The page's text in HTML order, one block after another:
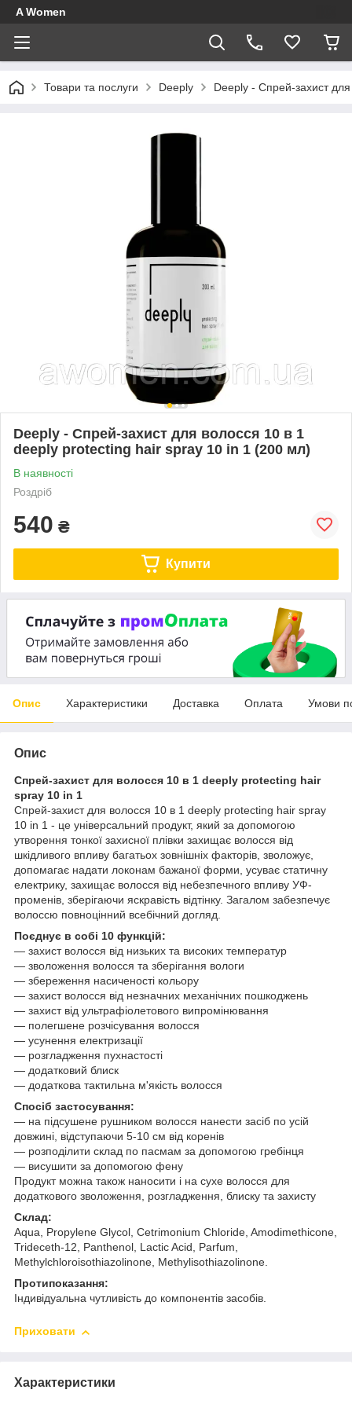
A Women
Товари та послуги Deeply Deeply - Спрей-захист
Deeply - Спрей-захист для волосся 10 в 1
deeply protecting hair spray 10 in 1 (200 мл)
В наявності
Роздріб
540 ₴
Купити
Опис Характеристики Доставка Оплата Умови
Опис
Спрей-захист для волосся 10 в 1 deeply protecting hair
spray 10 in 1
Спрей-захист для волосся 10 в 1 deeply protecting hair spray
10 in 1 - це універсальний продукт, який за допомогою
утворення тонкої захисної плівки захищає волосся від
шкідливого впливу багатьох зовнішніх факторів, зволожує,
допомагає надати локонам бажаної форми, усуває статичну
електрику, захищає волосся від небезпечного впливу УФ-
променів, зберігаючи яскравість відтінку. Загалом забезпечує
волоссю повноцінний всебічний догляд.
Поєднує в собі 10 функцій:
— захист волосся від низьких та високих температур
— зволоження волосся та зберігання вологи
— збереження насиченості кольору
— захист волосся від незначних механічних пошкоджень
— захист від ультрафіолетового випромінювання
— полегшене розчісування волосся
— усунення електризації
— розгладження пухнастості
— додатковий блиск
— додаткова тактильна м'якість волосся
Спосіб застосування:
— на підсушене рушником волосся нанести засіб по усій
довжині, відступаючи 5-10 см від коренів
— розподілити склад по пасмам за допомогою гребінця
— висушити за допомогою фену
Продукт можна також наносити і на сухе волосся для
додаткового зволоження, розгладження, блиску та захисту
Склад:
Aqua, Propylene Glycol, Cetrimonium Chloride, Amodimethicone,
Trideceth-12, Panthenol, Lactic Acid, Parfum,
Methylchloroisothiazolinone, Methylisothiazolinone.
Протипоказання:
Індивідуальна чутливість до компонентів засобів.
Приховати
Характеристики